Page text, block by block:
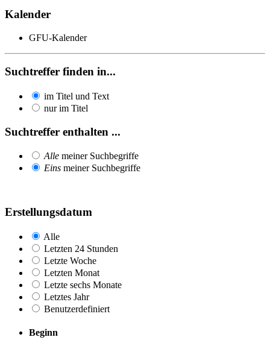
Kalender
GFU-Kalender
Suchtreffer finden in...
im Titel und Text
nur im Titel
Suchtreffer enthalten ...
Alle meiner Suchbegriffe
Eins meiner Suchbegriffe
Erstellungsdatum
Alle
Letzten 24 Stunden
Letzte Woche
Letzten Monat
Letzte sechs Monate
Letztes Jahr
Benutzerdefiniert
Beginn